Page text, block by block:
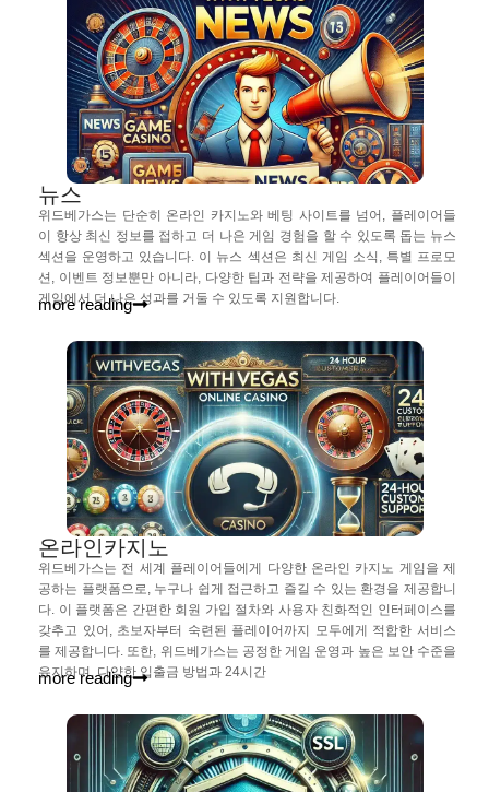
뉴스
위드베가스는 단순히 온라인 카지노와 베팅 사이트를 넘어, 플레이어들
이 항상 최신 정보를 접하고 더 나은 게임 경험을 할 수 있도록 돕는 뉴스
섹션을 운영하고 있습니다. 이 뉴스 섹션은 최신 게임 소식, 특별 프로모
션, 이벤트 정보뿐만 아니라, 다양한 팁과 전략을 제공하여 플레이어들이
게임에서 더 나은 성과를 거둘 수 있도록 지원합니다.
more reading
온라인카지노
위드베가스는 전 세계 플레이어들에게 다양한 온라인 카지노 게임을 제
공하는 플랫폼으로, 누구나 쉽게 접근하고 즐길 수 있는 환경을 제공합니
다. 이 플랫폼은 간편한 회원 가입 절차와 사용자 친화적인 인터페이스를
갖추고 있어, 초보자부터 숙련된 플레이어까지 모두에게 적합한 서비스
를 제공합니다. 또한, 위드베가스는 공정한 게임 운영과 높은 보안 수준을
유지하며, 다양한 입출금 방법과 24시간
more reading